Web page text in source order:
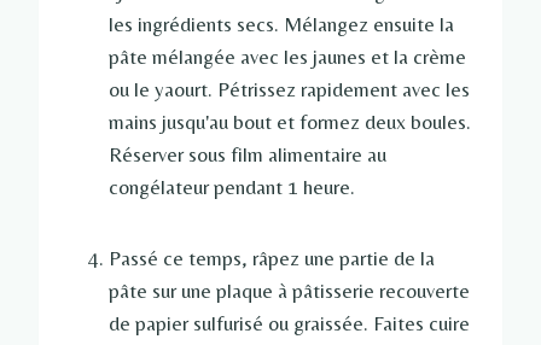
les ingrédients secs. Mélangez ensuite la
pâte mélangée avec les jaunes et la crème
ou le yaourt. Pétrissez rapidement avec les
mains jusqu'au bout et formez deux boules.
Réserver sous film alimentaire au
congélateur pendant 1 heure.
Passé ce temps, râpez une partie de la
pâte sur une plaque à pâtisserie recouverte
de papier sulfurisé ou graissée. Faites cuire